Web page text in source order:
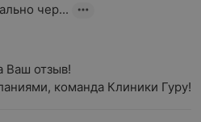
чер...
Ваш отзыв!
команда Клиники Гуру!